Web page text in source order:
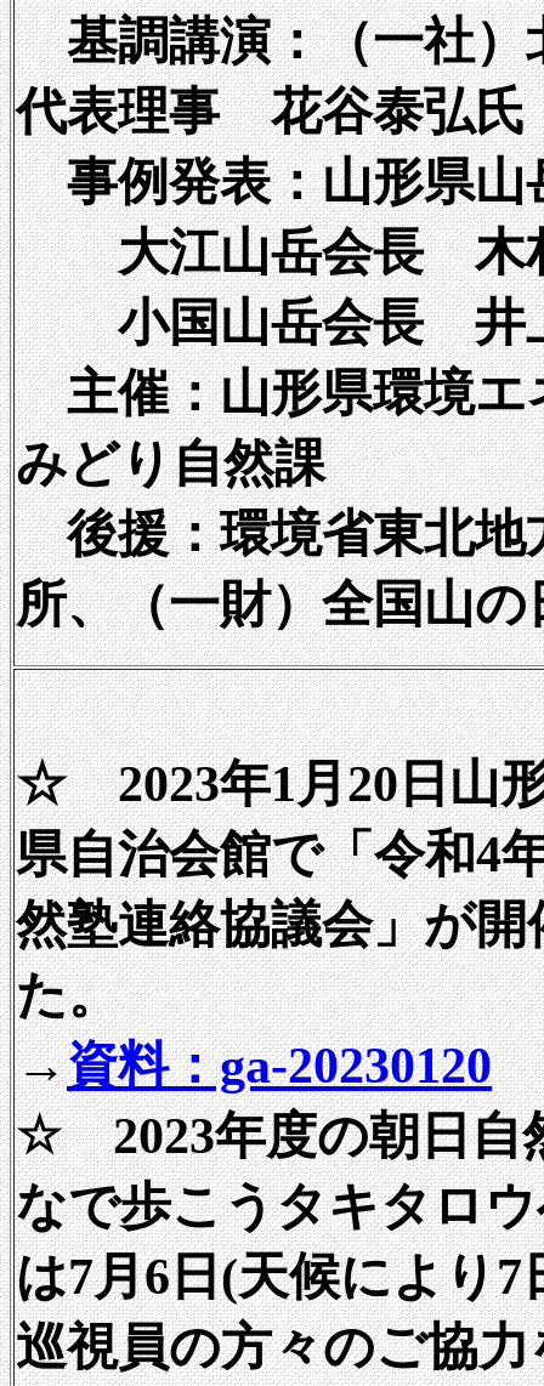
基調講演：（一社）
代表理事 花谷泰弘氏
事例発表：山形県山
大江山岳会長 木
小国山岳会長 井
主催：山形県環境エ
みどり自然課
後援：環境省東北地
所、（一財）全国山の
☆ 2023年1月20日山
県自治会館で「令和4
然塾連絡協議会」が
た。
→資料：ga-20230120
☆ 2023年度の朝日自
なで歩こうタキタロ
は7月6日(天候により7
巡視員の方々のご協